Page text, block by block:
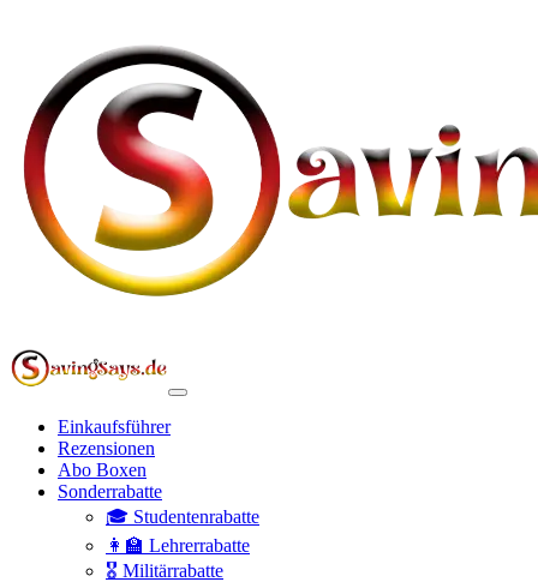
Einkaufsführer
Rezensionen
Abo Boxen
Sonderrabatte
🎓 Studentenrabatte
👩‍🏫 Lehrerrabatte
🎖️ Militärrabatte